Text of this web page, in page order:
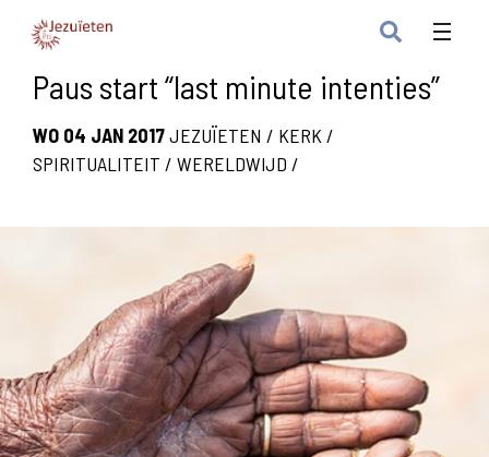
Paus start “last minute intenties”
WO 04 JAN 2017JEZUÏETEN / KERK /
SPIRITUALITEIT / WERELDWIJD /